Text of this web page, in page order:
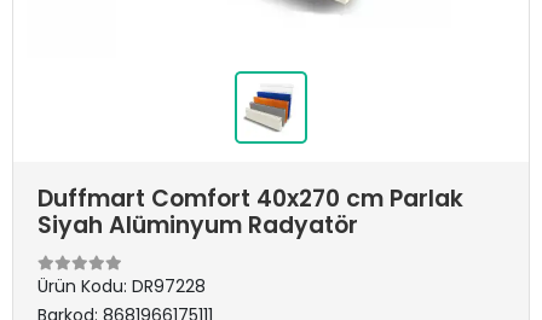
Duffmart Comfort 40x270 cm Parlak
Siyah Alüminyum Radyatör
Ürün Kodu: DR97228
Barkod: 8681966175111